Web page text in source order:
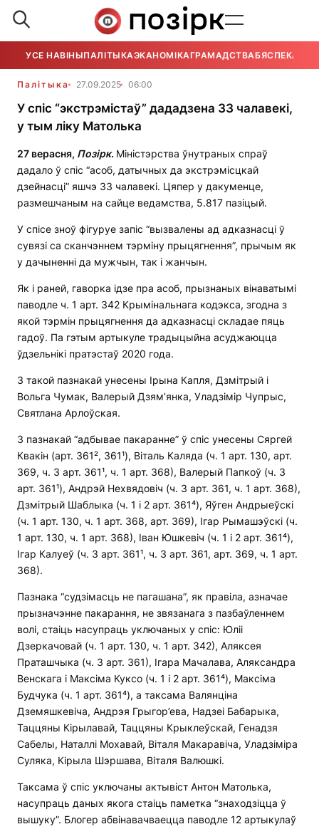
УСЕ НАВІНЫПАЛІТЫКАЭКАНОМІКАГРАМАДСТВАБЯСПЕКА
Палітыка 27.09.2025 06:00
У спіс “экстрэмістаў” дададзена 33 чалавекі,
у тым ліку Матолька
27 верасня, Позірк. Міністэрства ўнутраных спраў
дадало ў спіс “асоб, датычных да экстрэмісцкай
дзейнасці” яшчэ 33 чалавекі. Цяпер у дакуменце,
размешчаным на сайце ведамства, 5.817 пазіцый.
У спісе зноў фігуруе запіс “вызвалены ад адказнасці ў
сувязі са сканчэннем тэрміну прыцягнення”, прычым як
у дачыненні да мужчын, так і жанчын.
Як і раней, гаворка ідзе пра асоб, прызнаных вінаватымі
паводле ч. 1 арт. 342 Крымінальнага кодэкса, згодна з
якой тэрмін прыцягнення да адказнасці складае пяць
гадоў. Па гэтым артыкуле традыцыйна асуджаюцца
ўдзельнікі пратэстаў 2020 года.
З такой пазнакай унесены Ірына Капля, Дзмітрый і
Вольга Чумак, Валерый Дзям’янка, Уладзімір Чупрыс,
Святлана Арлоўская.
З пазнакай “адбывае пакаранне” ў спіс унесены Сяргей
Квакін (арт. 361², 361¹), Віталь Каляда (ч. 1 арт. 130, арт.
369, ч. 3 арт. 361¹, ч. 1 арт. 368), Валерый Папкоў (ч. 3
арт. 361¹), Андрэй Нехвядовіч (ч. 3 арт. 361, ч. 1 арт. 368),
Дзмітрый Шаблыка (ч. 1 і 2 арт. 361⁴), Яўген Андрыеўскі
(ч. 1 арт. 130, ч. 1 арт. 368, арт. 369), Ігар Рымашэўскі (ч.
1 арт. 130, ч. 1 арт. 368), Іван Юшкевіч (ч. 1 і 2 арт. 361⁴),
Ігар Калуеў (ч. 3 арт. 361¹, ч. 3 арт. 361, арт. 369, ч. 1 арт.
368).
Пазнака “судзімасць не пагашана”, як правіла, азначае
прызначэнне пакарання, не звязанага з пазбаўленнем
волі, стаіць насупраць уключаных у спіс: Юліі
Дзеркачовай (ч. 1 арт. 130, ч. 1 арт. 342), Аляксея
Праташчыка (ч. 3 арт. 361), Ігара Мачалава, Аляксандра
Венскага і Максіма Куксо (ч. 1 і 2 арт. 361⁴), Максіма
Будчука (ч. 1 арт. 361⁴), а таксама Валянціна
Дземяшкевіча, Андрэя Грыгор’ева, Надзеі Бабарыка,
Таццяны Кірылавай, Таццяны Крыклеўскай, Генадзя
Сабелы, Наталлі Мохавай, Віталя Макаравіча, Уладзіміра
Суляка, Кірыла Шэршава, Віталя Валюшкі.
Таксама ў спіс уключаны актывіст Антон Матолька,
насупраць даных якога стаіць паметка “знаходзіцца ў
вышуку”. Блогер абвінавачваецца паводле 12 артыкулаў